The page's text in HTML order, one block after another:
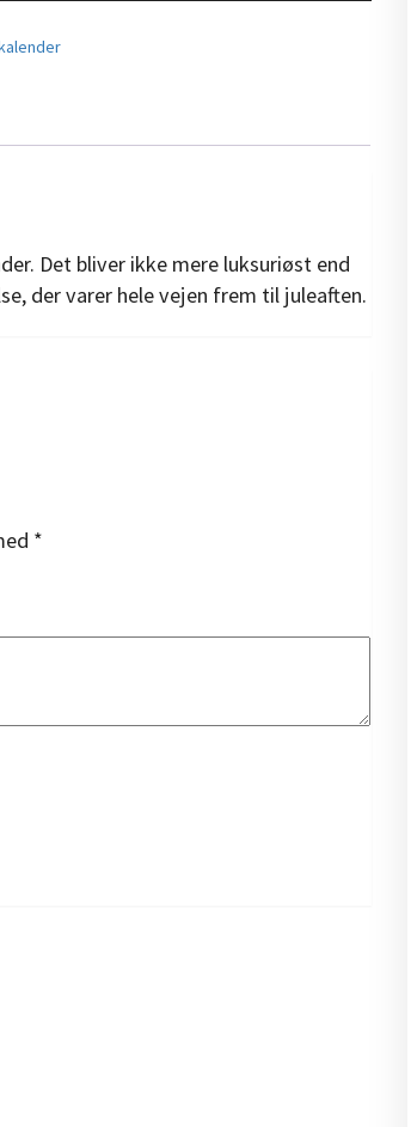
Det bliver ikke mere luksuriøst end
der varer hele vejen frem til juleaften.
*